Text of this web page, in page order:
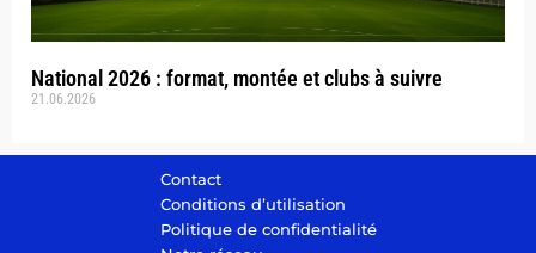
National 2026 : format, montée et clubs à suivre
21.06.2026
Contact
Conditions d’utilisation
Politique de confidentialité